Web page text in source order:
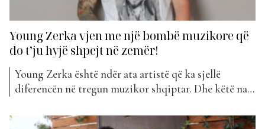
Young Zerka vjen me një bombë muzikore që
do t’ju hyjë shpejt në zemër!
Young Zerka është ndër ata artistë që ka sjellë
diferencën në tregun muzikor shqiptar. Dhe këtë na e
publikuar këngën e tij më të re që mban titullin